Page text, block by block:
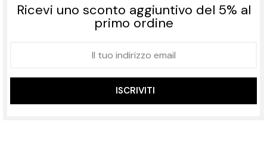
Ricevi uno sconto aggiuntivo del 5% al
primo ordine
ISCRIVITI